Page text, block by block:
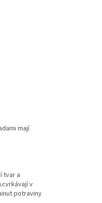
mají
tvar a
v
potraviny